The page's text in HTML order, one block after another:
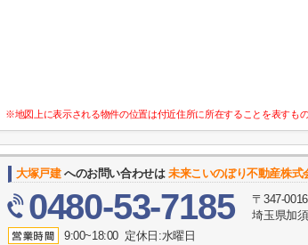
※地図上に表示される物件の位置は付近住所に所在することを表すも
大塚戸建へのお問い合わせは未来こいのぼり不動産株式
0480-53-7185
〒347-0016
埼玉県加
9:00~18:00 定休日:水曜日